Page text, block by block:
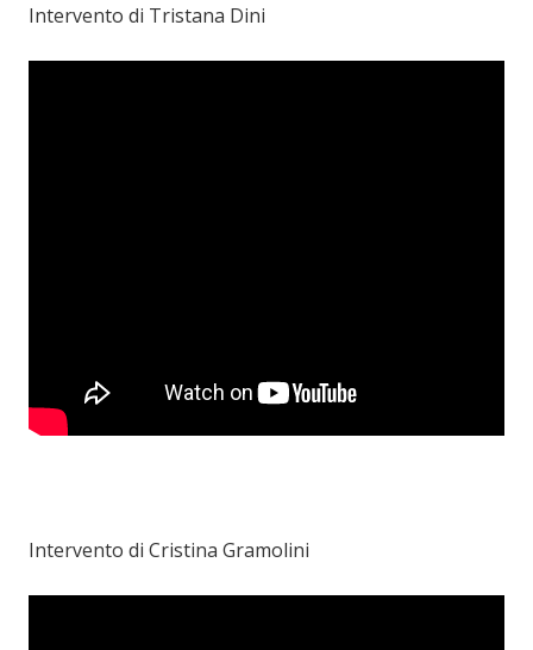
Intervento di Tristana Dini
Intervento di Cristina Gramolini